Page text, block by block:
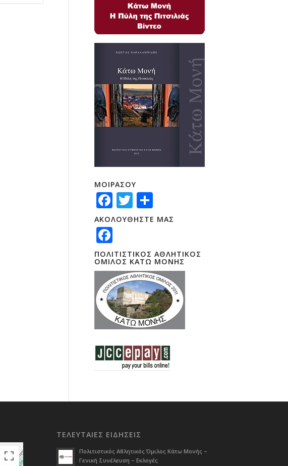
ΜΟΙΡΑΣΟΥ
Facebook
Twitter
Μοιραστείτε
ΑΚΟΛΟΥΘΗΣΤΕ ΜΑΣ
Facebook
ΠΟΛΙΤΙΣΤΙΚΟΣ ΑΘΛΗΤΙΚΟΣ
ΟΜΙΛΟΣ ΚΑΤΩ ΜΟΝΗΣ
ΤΕΛΕΥΤΑΙΕΣ ΕΙΔΗΣΕΙΣ
Πολιτιστικός Αθλητικός Όμιλος Κάτω Μονής –
Γενική Συνέλευση – Εκλογές